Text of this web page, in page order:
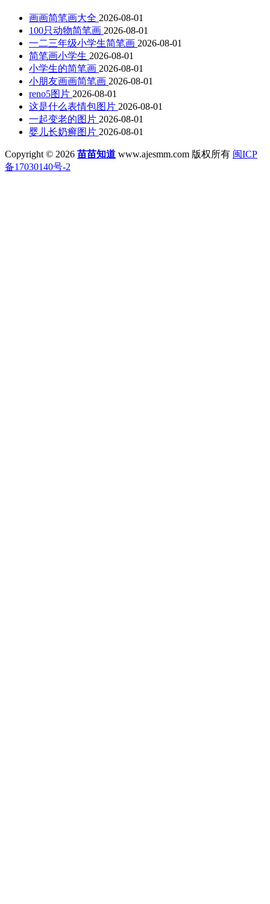
画画简笔画大全 2026-08-01
100只动物简笔画 2026-08-01
一二三年级小学生简笔画 2026-08-01
简笔画小学生 2026-08-01
小学生的简笔画 2026-08-01
小朋友画画简笔画 2026-08-01
reno5图片 2026-08-01
这是什么表情包图片 2026-08-01
一起变老的图片 2026-08-01
婴儿长奶癣图片 2026-08-01
Copyright © 2026 苗苗知道 www.ajesmm.com 版权所有 闽ICP
备17030140号-2